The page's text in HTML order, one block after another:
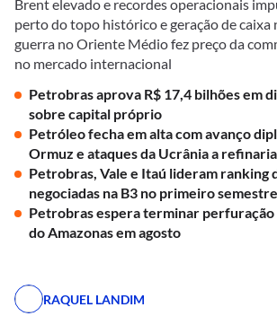
Brent elevado e recordes operacionais
perto do topo histórico e geração de caixa
guerra no Oriente Médio fez preço da
no mercado internacional
Petrobras aprova R$ 17,4 bilhões em
sobre capital próprio
Petróleo fecha em alta com avanço
Ormuz e ataques da Ucrânia a
Petrobras, Vale e Itaú lideram ranking
negociadas na B3 no primeiro semestre
Petrobras espera terminar perfuração
do Amazonas em agosto
RAQUEL LANDIM